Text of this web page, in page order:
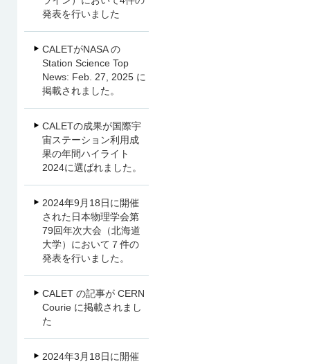
発表を行いました
CALETがNASA の
Station Science Top
News: Feb. 27, 2025 に
掲載されました。
CALETの成果が国際宇
宙ステーション利用成
果の年間ハイライト
2024に選ばれました。
2024年9月18日に開催
された日本物理学会第
79回年次大会（北海道
大学）において７件の
発表を行いました。
CALET の記事が CERN
Courie に掲載されまし
た
2024年3月18日に開催